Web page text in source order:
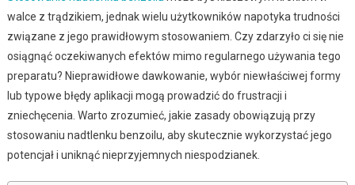
walce z trądzikiem, jednak wielu użytkowników napotyka trudności
związane z jego prawidłowym stosowaniem. Czy zdarzyło ci się nie
osiągnąć oczekiwanych efektów mimo regularnego używania tego
preparatu? Nieprawidłowe dawkowanie, wybór niewłaściwej formy
lub typowe błędy aplikacji mogą prowadzić do frustracji i
zniechęcenia. Warto zrozumieć, jakie zasady obowiązują przy
stosowaniu nadtlenku benzoilu, aby skutecznie wykorzystać jego
potencjał i uniknąć nieprzyjemnych niespodzianek.